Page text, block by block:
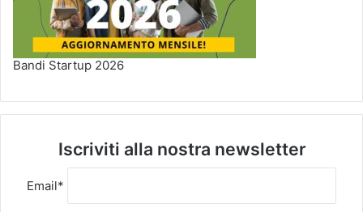
Bandi Startup 2026
Iscriviti alla nostra newsletter
Email*